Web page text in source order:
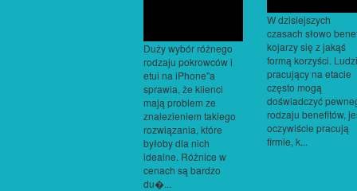
Duży wybór różnego
rodzaju pokrowców i
etui na iPhone"a
sprawia, że klienci
mają problem ze
znalezieniem takiego
rozwiązania, które
byłoby dla nich
idealne. Różnice w
cenach są bardzo
du�...
W dzisiejszych
czasach słowo
kojarzy się z jakąś
formą korzyści.
pracujący na etacie
często mogą
doświadczyć
rodzaju benefitów,
oczywiście pracują
firmie, k...